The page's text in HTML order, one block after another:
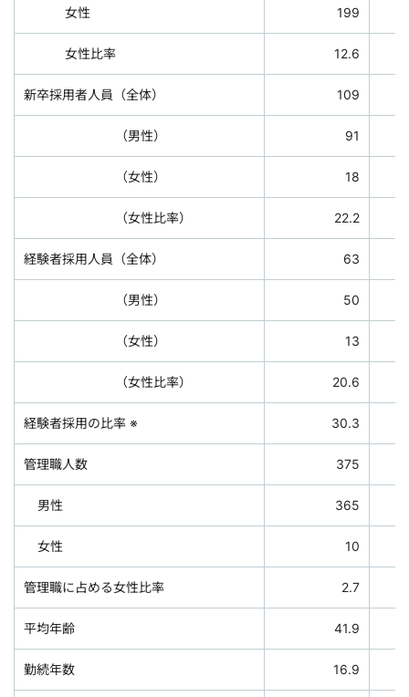
女性 199
女性比率 12.6
新卒採用者人員（全体） 109
（男性） 91
（女性） 18
（女性比率） 22.2
経験者採用人員（全体） 63
（男性） 50
（女性） 13
（女性比率） 20.6
経験者採用の比率 ※ 30.3
管理職人数 375
男性 365
女性 10
管理職に占める女性比率 2.7
平均年齢 41.9
勤続年数 16.9